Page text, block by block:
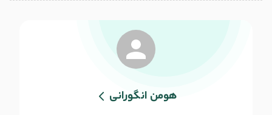
هومن انگورانی